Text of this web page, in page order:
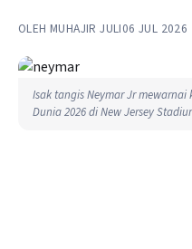
OLEH MUHAJIR JULI06 JUL 2026
Isak tangis Neymar Jr
Dunia 2026 di New Jersey